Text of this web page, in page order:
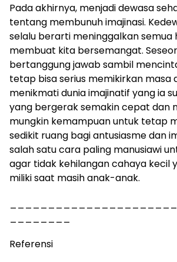
Pada akhirnya, menjadi dewasa
tentang membunuh imajinasi.
selalu berarti meninggalkan semua
membuat kita bersemangat.
bertanggung jawab sambil
tetap bisa serius memikirkan masa
menikmati dunia imajinatif yang ia
yang bergerak semakin cepat dan
mungkin kemampuan untuk tetap
sedikit ruang bagi antusiasme dan
salah satu cara paling manusiawi
agar tidak kehilangan cahaya kecil
miliki saat masih anak-anak.
Referensi